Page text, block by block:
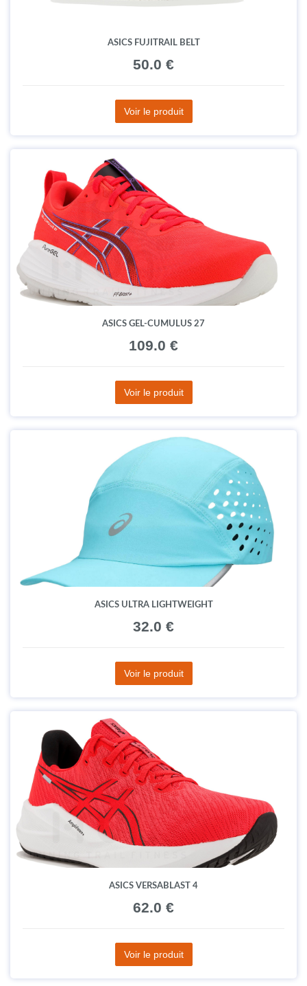
ASICS FUJITRAIL BELT
50.0 €
Voir le produit
ASICS GEL-CUMULUS 27
109.0 €
Voir le produit
ASICS ULTRA LIGHTWEIGHT
32.0 €
Voir le produit
ASICS VERSABLAST 4
62.0 €
Voir le produit